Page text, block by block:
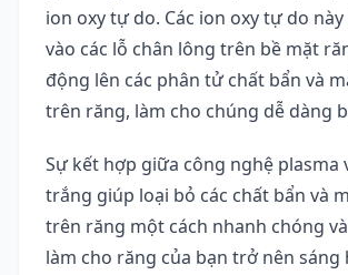
ion oxy tự do. Các ion oxy tự do
vào các lỗ chân lông trên bề mặt
động lên các phân tử chất bẩn và
trên răng, làm cho chúng dễ dàng
Sự kết hợp giữa công nghệ plasma
trắng giúp loại bỏ các chất bẩn và
trên răng một cách nhanh chóng
làm cho răng của bạn trở nên sáng